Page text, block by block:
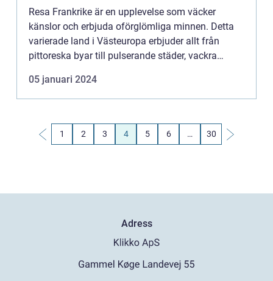
Resa Frankrike är en upplevelse som väcker
känslor och erbjuda oförglömliga minnen. Detta
varierade land i Västeuropa erbjuder allt från
pittoreska byar till pulserande städer, vackra
enastående kultur till g...
05 januari 2024
1 2 3 4 5 6 … 30
Adress